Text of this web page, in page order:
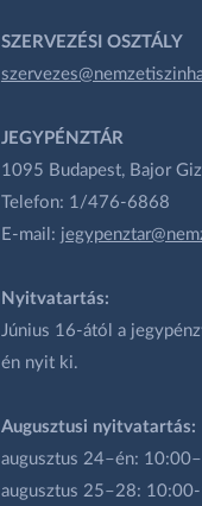
SZERVEZÉSI OSZTÁLY
JEGYPÉNZTÁR
1095 Budapest, Bajor
Telefon: 1/476-6868
E-mail:
Nyitvatartás:
Június 16-ától a
én nyit ki.
Augusztusi nyitvatartás:
augusztus 24–én:
augusztus 25–28: